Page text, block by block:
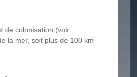
de colonisation (voir
la mer, soit plus de 100 km